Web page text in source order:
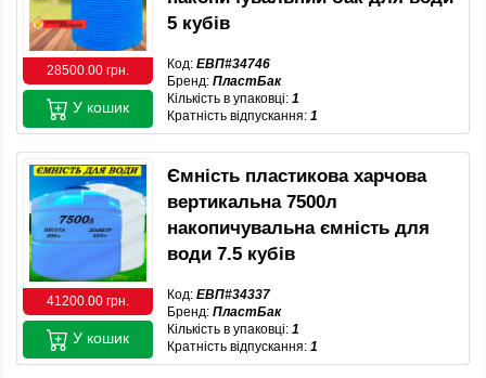
28500.00 грн.
5 кубів
Код: ЕВП#34746
Бренд: ПластБак
Кількість в упаковці: 1
Кратність відпускання: 1
У кошик
41200.00 грн.
Ємність пластикова харчова
вертикальна 7500л
накопичувальна ємність для
води 7.5 кубів
Код: ЕВП#34337
Бренд: ПластБак
Кількість в упаковці: 1
Кратність відпускання: 1
У кошик